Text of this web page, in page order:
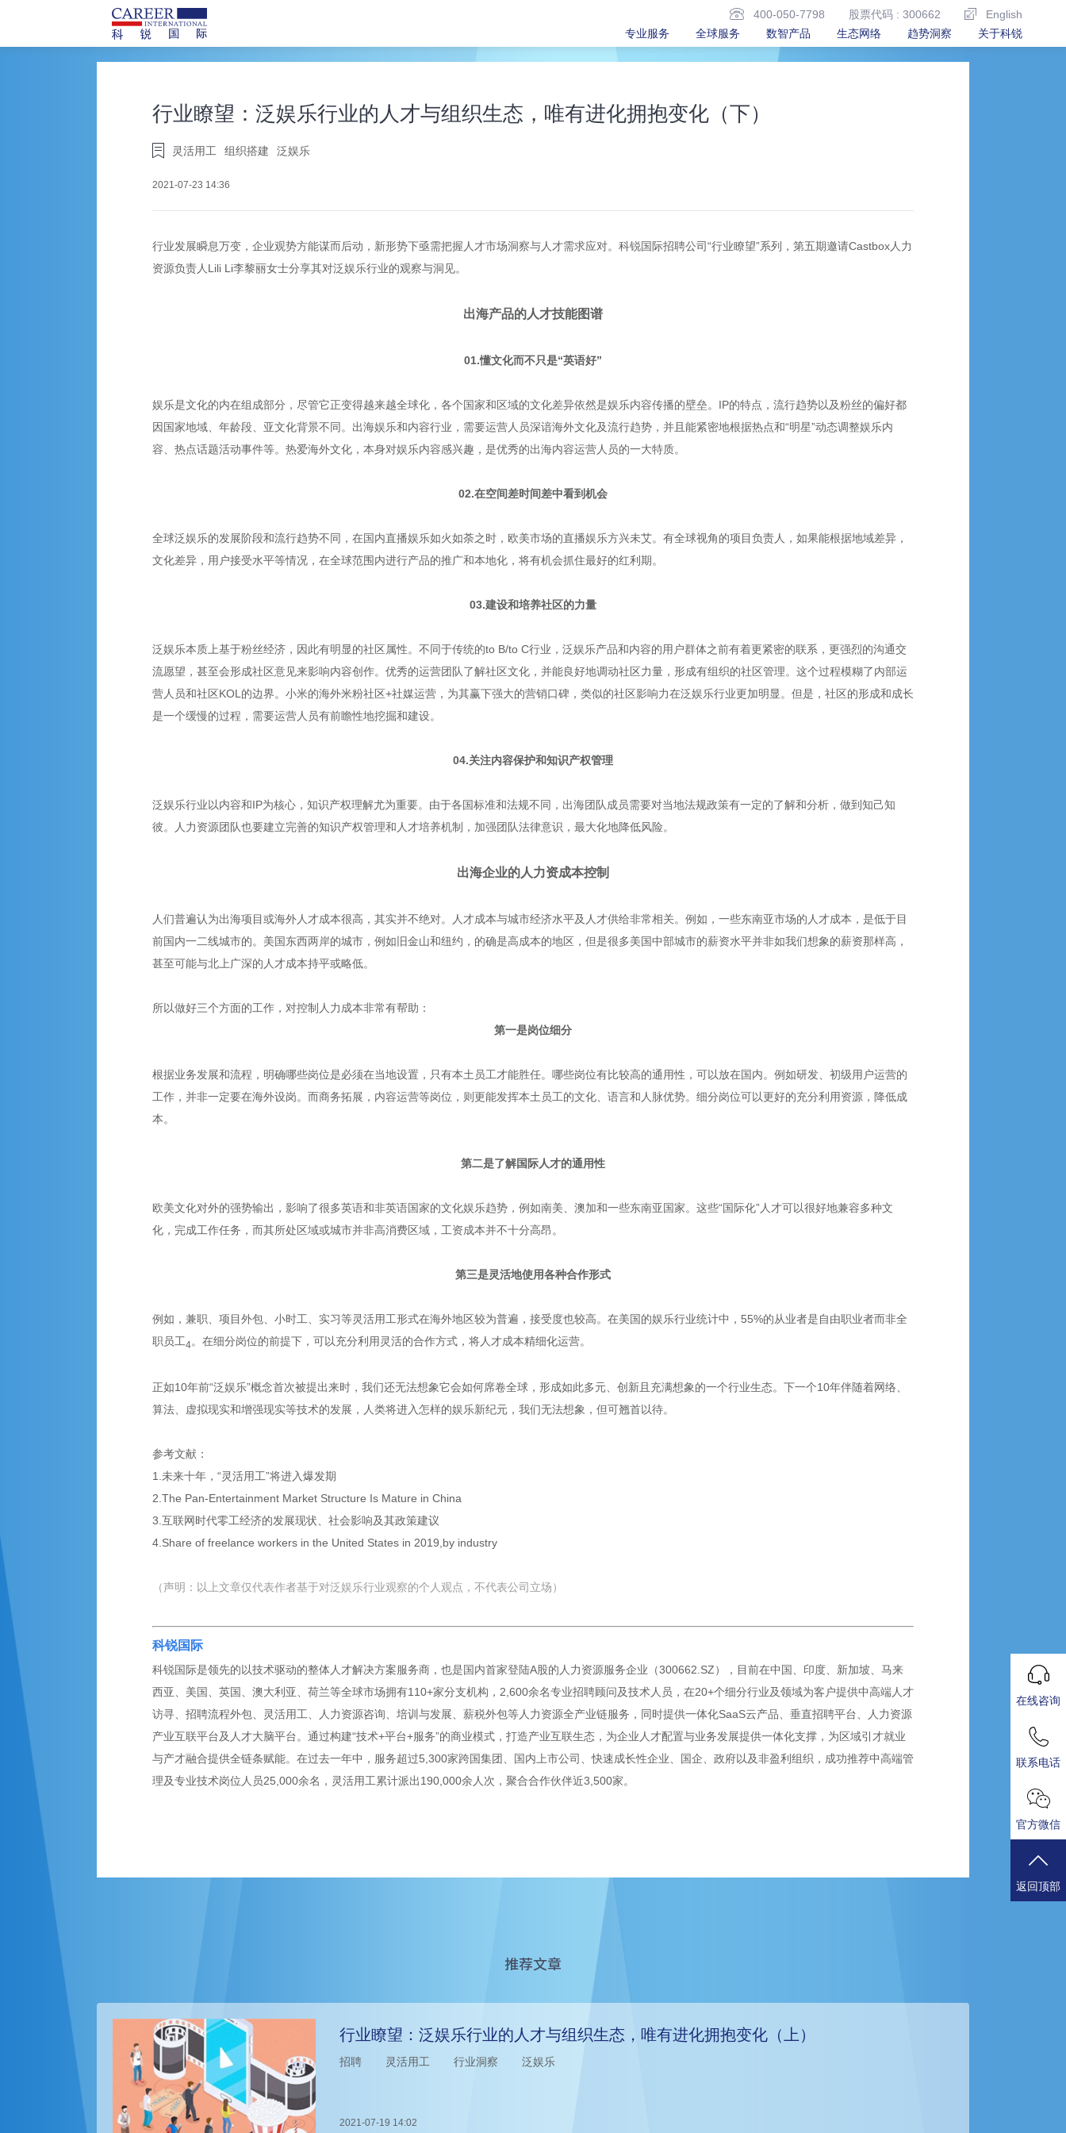
400-050-7798 股票代码 : 300662
English
专业服务
全球服务 数智产品 生态网络 趋势洞察 关于科锐
行业瞭望：泛娱乐行业的人才与组织生态，唯有进化拥抱变化（下）
灵活用工 组织搭建 泛娱乐
2021-07-23 14:36
行业发展瞬息万变，企业观势方能谋而后动，新形势下亟需把握人才市场洞察与人才需求应对。科锐国际招聘公司“行业瞭望”系列，第五期邀请Castbox人力
资源负责人Lili Li李黎丽女士分享其对泛娱乐行业的观察与洞见。
出海产品的人才技能图谱
01.懂文化而不只是“英语好”
娱乐是文化的内在组成部分，尽管它正变得越来越全球化，各个国家和区域的文化差异依然是娱乐内容传播的壁垒。IP的特点，流行趋势以及粉丝的偏好都
因国家地域、年龄段、亚文化背景不同。出海娱乐和内容行业，需要运营人员深谙海外文化及流行趋势，并且能紧密地根据热点和“明星”动态调整娱乐内
容、热点话题活动事件等。热爱海外文化，本身对娱乐内容感兴趣，是优秀的出海内容运营人员的一大特质。
02.在空间差时间差中看到机会
全球泛娱乐的发展阶段和流行趋势不同，在国内直播娱乐如火如荼之时，欧美市场的直播娱乐方兴未艾。有全球视角的项目负责人，如果能根据地域差异，
文化差异，用户接受水平等情况，在全球范围内进行产品的推广和本地化，将有机会抓住最好的红利期。
03.建设和培养社区的力量
泛娱乐本质上基于粉丝经济，因此有明显的社区属性。不同于传统的to B/to C行业，泛娱乐产品和内容的用户群体之前有着更紧密的联系，更强烈的沟通交
流愿望，甚至会形成社区意见来影响内容创作。优秀的运营团队了解社区文化，并能良好地调动社区力量，形成有组织的社区管理。这个过程模糊了内部运
营人员和社区KOL的边界。小米的海外米粉社区+社媒运营，为其赢下强大的营销口碑，类似的社区影响力在泛娱乐行业更加明显。但是，社区的形成和成长
是一个缓慢的过程，需要运营人员有前瞻性地挖掘和建设。
04.关注内容保护和知识产权管理
泛娱乐行业以内容和IP为核心，知识产权理解尤为重要。由于各国标准和法规不同，出海团队成员需要对当地法规政策有一定的了解和分析，做到知己知
彼。人力资源团队也要建立完善的知识产权管理和人才培养机制，加强团队法律意识，最大化地降低风险。
出海企业的人力资成本控制
人们普遍认为出海项目或海外人才成本很高，其实并不绝对。人才成本与城市经济水平及人才供给非常相关。例如，一些东南亚市场的人才成本，是低于目
前国内一二线城市的。美国东西两岸的城市，例如旧金山和纽约，的确是高成本的地区，但是很多美国中部城市的薪资水平并非如我们想象的薪资那样高，
甚至可能与北上广深的人才成本持平或略低。
所以做好三个方面的工作，对控制人力成本非常有帮助：
第一是岗位细分
根据业务发展和流程，明确哪些岗位是必须在当地设置，只有本土员工才能胜任。哪些岗位有比较高的通用性，可以放在国内。例如研发、初级用户运营的
工作，并非一定要在海外设岗。而商务拓展，内容运营等岗位，则更能发挥本土员工的文化、语言和人脉优势。细分岗位可以更好的充分利用资源，降低成
本。
第二是了解国际人才的通用性
欧美文化对外的强势输出，影响了很多英语和非英语国家的文化娱乐趋势，例如南美、澳加和一些东南亚国家。这些“国际化”人才可以很好地兼容多种文
化，完成工作任务，而其所处区域或城市并非高消费区域，工资成本并不十分高昂。
第三是灵活地使用各种合作形式
例如，兼职、项目外包、小时工、实习等灵活用工形式在海外地区较为普遍，接受度也较高。在美国的娱乐行业统计中，55%的从业者是自由职业者而非全
职员工4。在细分岗位的前提下，可以充分利用灵活的合作方式，将人才成本精细化运营。
正如10年前“泛娱乐”概念首次被提出来时，我们还无法想象它会如何席卷全球，形成如此多元、创新且充满想象的一个行业生态。下一个10年伴随着网络、
算法、虚拟现实和增强现实等技术的发展，人类将进入怎样的娱乐新纪元，我们无法想象，但可翘首以待。
参考文献：
1.未来十年，“灵活用工”将进入爆发期
2.The Pan-Entertainment Market Structure Is Mature in China
3.互联网时代零工经济的发展现状、社会影响及其政策建议
4.Share of freelance workers in the United States in 2019,by industry
（声明：以上文章仅代表作者基于对泛娱乐行业观察的个人观点，不代表公司立场）
科锐国际
科锐国际是领先的以技术驱动的整体人才解决方案服务商，也是国内首家登陆A股的人力资源服务企业（300662.SZ），目前在中国、印度、新加坡、马来
西亚、美国、英国、澳大利亚、荷兰等全球市场拥有110+家分支机构，2,600余名专业招聘顾问及技术人员，在20+个细分行业及领域为客户提供中高端人才
访寻、招聘流程外包、灵活用工、人力资源咨询、培训与发展、薪税外包等人力资源全产业链服务，同时提供一体化SaaS云产品、垂直招聘平台、人力资源
产业互联平台及人才大脑平台。通过构建“技术+平台+服务”的商业模式，打造产业互联生态，为企业人才配置与业务发展提供一体化支撑，为区域引才就业
与产才融合提供全链条赋能。在过去一年中，服务超过5,300家跨国集团、国内上市公司、快速成长性企业、国企、政府以及非盈利组织，成功推荐中高端管
理及专业技术岗位人员25,000余名，灵活用工累计派出190,000余人次，聚合合作伙伴近3,500家。
推荐文章
行业瞭望：泛娱乐行业的人才与组织生态，唯有进化拥抱变化（上）
招聘 灵活用工 行业洞察 泛娱乐
2021-07-19 14:02
在线咨询
联系电话
官方微信
返回顶部